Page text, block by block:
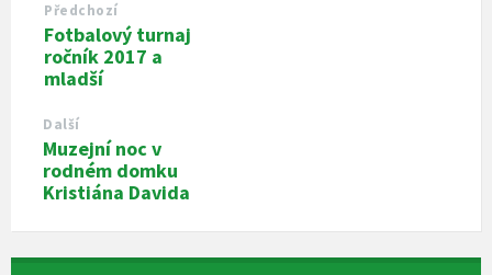
Předchozí
Fotbalový turnaj
ročník 2017 a
mladší
Další
Muzejní noc v
rodném domku
Kristiána Davida